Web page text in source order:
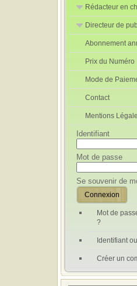
Rédacteur en
Chef
Directeur de
Directeur
adjoint
Abonnement
Prix du Numéro
Mode de
Contact
Mentions
Identifiant
Mot de passe
Se souvenir de
Mot de
?
Identifiant
Créer un